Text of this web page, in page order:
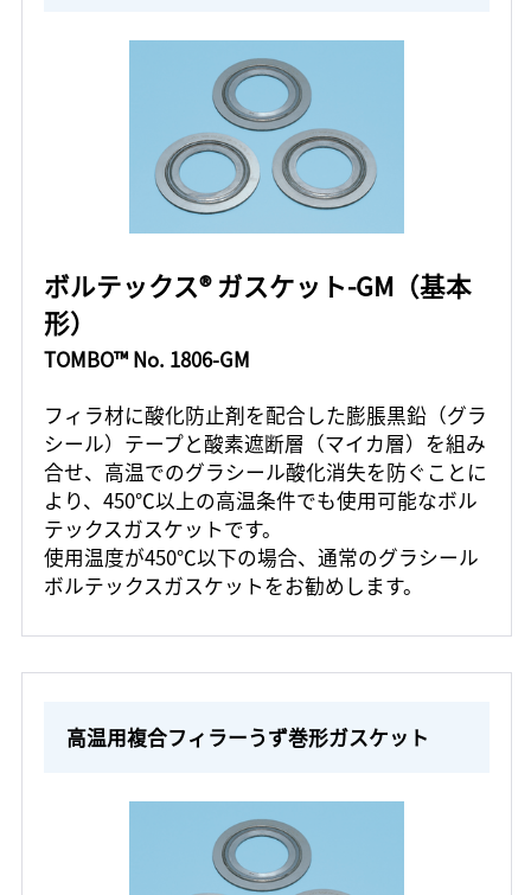
ボルテックス® ガスケット-GM（基本
形）
TOMBO™ No. 1806-GM
フィラ材に酸化防止剤を配合した膨脹黒鉛（グラ
シール）テープと酸素遮断層（マイカ層）を組み
合せ、高温でのグラシール酸化消失を防ぐことに
より、450℃以上の高温条件でも使用可能なボル
テックスガスケットです。
使用温度が450℃以下の場合、通常のグラシール
ボルテックスガスケットをお勧めします。
高温用複合フィラーうず巻形ガスケット